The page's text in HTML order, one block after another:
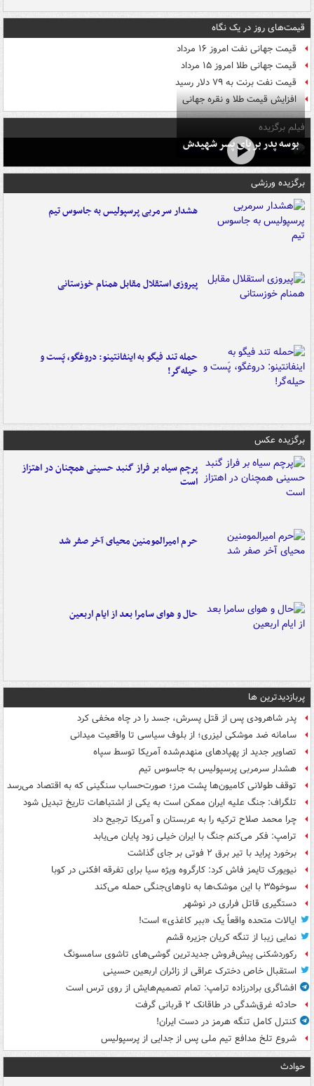
قیمت‌های روز در یک نگاه
قیمت جهانی نفت امروز ۱۶ مرداد
قیمت جهانی طلا امروز ۱۵ مرداد
قیمت نفت برنت به ۷۹ دلار رسید
افزایش قیمت طلا و نقره جهانی
فیلم برگزیده
بوسه‌ پدر بر پای پسر شهیدش
برگزیده ورزشی
هشدار سرمربی پرسپولیس به جاسوس تیم
پیروزی استقلال مقابل همنام خوزستانی
حمله تند فیگو به اینفانتینو: دروغگو، پَست‌ و
حیله‌گر!
برگزیده عکس
پرچم سیاه بر فراز گنبد حسینی همچنان در اهتزاز
است
حرم امیرالمومنین محیای آخر صفر شد
حال و هوای سامرا بعد از ایام اربعین
پربازدیدترین ها
پدر شاهرودی پس از قتل پسرش، جسد را در چاه مخفی کرد
سامانه ضد موشکی لیزری؛ از بلوف سیاسی تا واقعیت میدانی
تصاویر جدید از پهپادهای منهدم‌شده آمریکا توسط سپاه
هشدار سرمربی پرسپولیس به جاسوس تیم
توقف طولانی کامیون‌ها پشت مرز؛ صورت‌حساب سنگینی که به اقتصاد می‌رسد
تلگراف: جنگ علیه ایران ممکن است به یکی از اشتباهات تاریخ تبدیل شود
چرا محمد صلاح ترکیه را به عربستان و آمریکا ترجیح داد
ترامپ: فکر می‌کنم جنگ با ایران خیلی زود پایان می‌یابد
برخورد پراید با تیر برق ۲ فوتی بر جای گذاشت
نیویورک تایمز فاش کرد: کارگروه ویژه سیا برای تفرقه افکنی در کوبا
سوخو۳۵ با این موشک‌ها به ناوهای‌جنگی حمله می‌کند
دستگیری قاتل فراری در نوشهر
ایالات متحده واقعاً یک «ببر کاغذی» است!
نمایی زیبا از تنگه کریان جزیره قشم
رکوردشکنی پیش‌فروش جدیدترین گوشی‌های تاشوی سامسونگ
استقبال خاص دخترک عراقی از زائران اربعین حسینی
افشاگری برادرزاده ترامپ: تمام تصمیم‌هایش از روی ترس است
حادثه غرق‌شدگی در طاقانک ۲ قربانی گرفت
کنترل کامل تنگه هرمز در دست ایران!
شروع تلخ مدافع تیم ملی پس از جدایی از پرسپولیس
حوادث